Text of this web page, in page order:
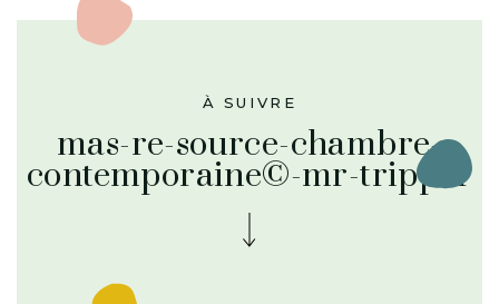
À SUIVRE
mas-re-source-chambre-
contemporaine©-mr-tripper